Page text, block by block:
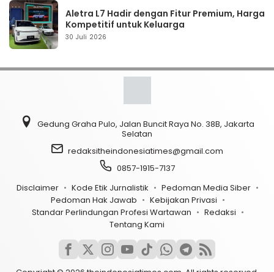
Aletra L7 Hadir dengan Fitur Premium, Harga
Kompetitif untuk Keluarga
30 Juli 2026
Gedung Graha Pulo, Jalan Buncit Raya No. 38B, Jakarta
Selatan
redaksitheindonesiatimes@gmail.com
0857-1915-7137
Disclaimer
Kode Etik Jurnalistik
Pedoman Media Siber
Pedoman Hak Jawab
Kebijakan Privasi
Standar Perlindungan Profesi Wartawan
Redaksi
Tentang Kami